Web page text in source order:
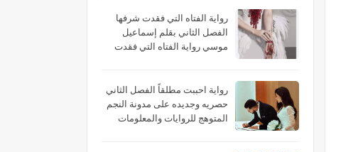
رواية الفتاه التي فقدت شرفها
الفصل الثاني بقلم إسماعيل
موسي رواية الفتاه التي فقدت
فقدت شرفها الجزء الثاني بقلم
إسماعيل موسي
رواية احببت مطلقاً الفصل الثاني
حصريه وجديده على مدونة النجم
المتوهج للروايات والمعلومات